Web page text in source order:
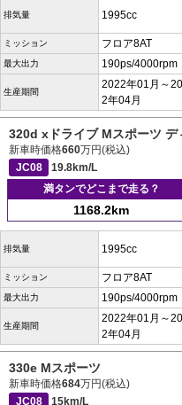
排気量 1995cc
ミッション フロア8AT
最大出力 190ps/4000rpm
生産期間
2022年01月～
2年04月
320d xドライブ Mスポーツ デ
新車時価格660万円(税込)
JC08
19.8km/L
満タンでどこまで走る？
1168.2km
排気量 1995cc
ミッション フロア8AT
最大出力 190ps/4000rpm
生産期間
2022年01月～
2年04月
330e Mスポーツ
新車時価格684万円(税込)
JC08
15km/L